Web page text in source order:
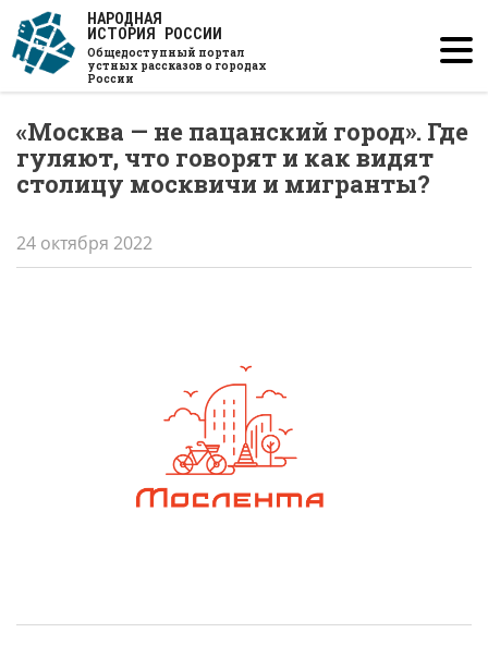
Перейти
основному
НАРОДНАЯ
ИСТОРИЯ РОССИИ
Общедоступный портал
устных рассказов о городах
России
«Москва — не пацанский город». Где
гуляют, что говорят и как видят
столицу москвичи и мигранты?
24 октября 2022